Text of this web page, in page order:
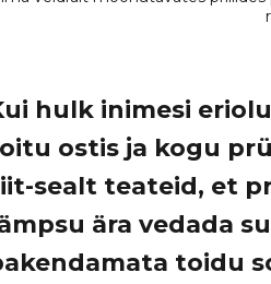
hulk inimesi
ostis ja kogu
sealt teateid, et
ära vedada
toidu